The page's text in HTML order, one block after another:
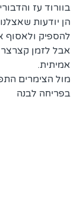
בוורוד עז
הן יודעות
להספיק ולאסוף
אבל לזמן
אמיתית.
מול הצימרים
בפריחה לבנה